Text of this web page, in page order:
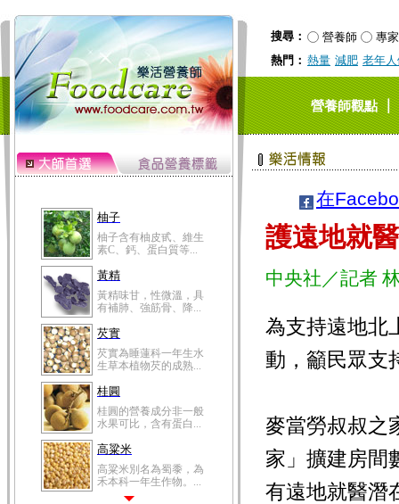
搜尋： 營養師
專家
熱門： 熱量 減肥 老年
營養師觀點｜
柚子
柚子含有柚皮甙、維生
素C、鈣、蛋白質等...
黃精
黃精味甘，性微溫，具
有補肺、強筋骨、降...
芡實
芡實為睡蓮科一年生水
生草本植物芡的成熟...
桂圓
桂圓的營養成分非一般
水果可比，含有蛋白...
高粱米
高粱米別名為蜀黍，為
禾本科一年生作物。...
在
護遠地就
中央社／記者
為支持遠地北
動，籲民眾支
麥當勞叔叔之
家」擴建房間
有遠地就醫潛